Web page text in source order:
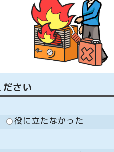
ださい
役に立たなかった